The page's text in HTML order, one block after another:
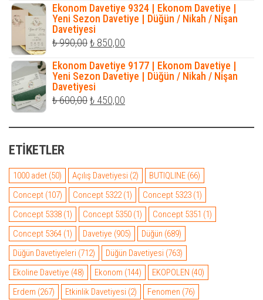
₺ 1.050,00.
fiyat:
₺ 875,00.
Ekonom Davetiye 9324 | Ekonom Davetiye |
Yeni Sezon Davetiye | Düğün / Nikah / Nişan
Davetiyesi
₺990,00Orijinal
fiyat:
₺ 990,00.
₺ 850,00
andaki
fiyat:
Ekonom Davetiye 9177 | Ekonom Davetiye |
Yeni Sezon Davetiye | Düğün / Nikah / Nişan
Davetiyesi
₺600,00Orijinal
₺ 450,00
ETIKETLER
1000 adet (50) Açılış Davetiyesi (2) BUTIQLINE (66)
Concept (107) Concept 5322(1) Concept 5323 (1)
Concept 5338 (1) Concept 5350 (1) Concept 5351 (1)
Concept 5364 (1) Davetiye (905) Düğün (689)
Düğün Davetiyeleri (712) Düğün Davetiyesi (763)
Ekoline Davetiye (48) Ekonom (144) EKOPOLEN (40)
Erdem (267) Etkinlik Davetiyesi (2) Fenomen (76)